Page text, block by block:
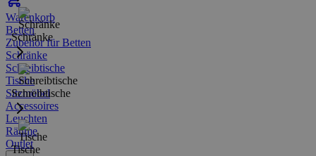
Warenkorb
Schränke
Schreibtische
Tische
Betten
Zubehör für Betten
Schränke
Schreibtische
Tische
Sitzmöbel
Accessoires
Leuchten
Räume
Outlet